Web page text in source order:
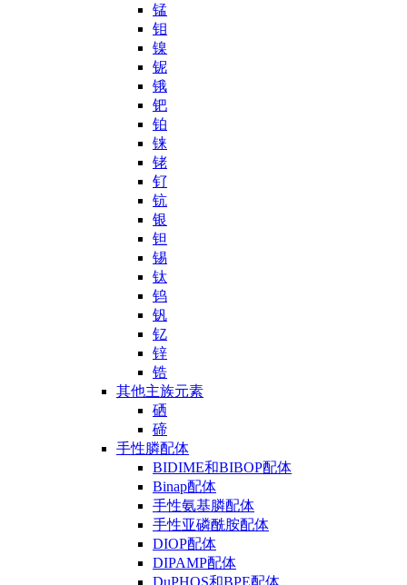
锰
钼
镍
铌
锇
钯
铂
铼
铑
钌
钪
银
钽
锡
钛
钨
钒
钇
锌
锆
其他主族元素
硒
碲
手性膦配体
BIDIME和BIBOP配体
Binap配体
手性氨基膦配体
手性亚磷酰胺配体
DIOP配体
DIPAMP配体